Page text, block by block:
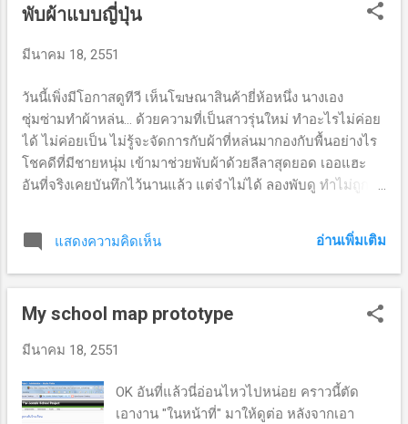
www.krusurin.net safari 3.1 กับโต๊ะทำงานครู
เพราะเอาไว้ทดสอบเว็ป ว่าเว็ปที่สร้างสามารถ
ได้หาทางแก้ไข เท่าที่ดูในบอร์ด หรือกระทู้ต่าง
ๆ พบว่าบางเว็ปจะมีปัญหากับ สระลอย แต่บาง
เว็ปไม่เป็น ดาวน์โหลด safari 3.1 ได้ที่นี่ ร่วม
ถกปัญหา safari ได้ที่นี่
พับผ้าแบบญี่ปุ่น
มีนาคม 18, 2551
วันนี้เพิ่งมีโอกาสดูทีวี เห็นโฆษณาสินค้ายี่ห้อหนึ่ง นางเอง
ซุ่มซ่ามทำผ้าหล่น... ด้วยความที่เป็นสาวรุ่นใหม่ ทำอะไรไม่ค่อย
ได้ ไม่ค่อยเป็น ไม่รู้จะจัดการกับผ้าที่หล่นมากองกับพื้นอย่างไร
โชคดีที่มีชายหนุ่ม เข้ามาช่วยพับผ้าด้วยลีลาสุดยอด เออแฮะ
อันที่จริงเคยบันทึกไว้นานแล้ว แต่จำไม่ได้ ลองพับดู ทำไม่ถูกซะ
แสดงความคิดเห็น อ่านเพิ่มเติม
My school map prototype
มีนาคม 18, 2551
OK อันที่แล้วนี่อ่อนไหวไปหน่อย คราวนี้ตัด
เอางาน "ในหน้าที่" มาให้ดูต่อ หลังจากเอา